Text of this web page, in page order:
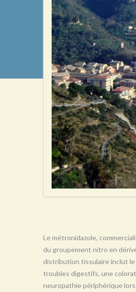
Le métronidazole,
du groupement nitro en
distribution tissulaire inclut le
troubles digestifs, une
neuropathie périphérique